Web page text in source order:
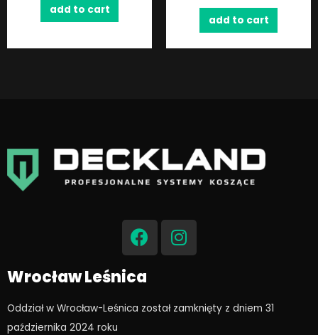
add to cart
add to cart
F
a
c
e
b
o
o
I
n
s
g
r
Wrocław Leśnica
Oddział w Wrocław-Leśnica został zamknięty z dniem 31
października 2024 roku​